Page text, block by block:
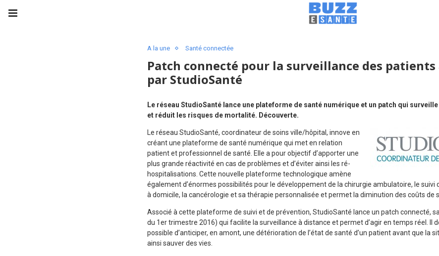
A la une Santé connectée
Patch connecté pour la surveillance des patients
par StudioSanté
Le réseau StudioSanté lance une plateforme de santé numérique et un patch qui
et réduit les risques de mortalité. Découverte.
Le réseau StudioSanté, coordinateur de soins ville/hôpital, innove en
créant une plateforme de santé numérique qui met en relation
patient et professionnel de santé. Elle a pour objectif d’apporter une
plus grande réactivité en cas de problèmes et d’éviter ainsi les ré-
hospitalisations. Cette nouvelle plateforme technologique amène
également d’énormes possibilités pour le développement de la chirurgie ambulatoire, le suivi
à domicile, la cancérologie et sa thérapie personnalisée et permet la diminution des coûts de
Associé à cette plateforme de suivi et de prévention, StudioSanté lance un patch connecté,
du 1er trimestre 2016) qui facilite la surveillance à distance et permet d’agir en temps réel. Il
possible d’anticiper, en amont, une détérioration de l’état de santé d’un patient avant que la
ainsi sauver des vies.